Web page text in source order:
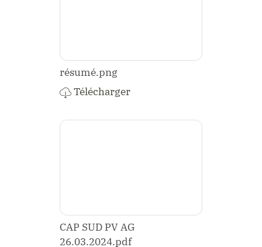
résumé.png
Télécharger
CAP SUD PV AG
26.03.2024.pdf